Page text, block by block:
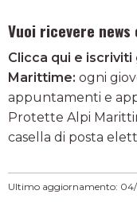
Vuoi ricevere
Clicca qui e
Marittime: ogni
appuntamenti e
Protette Alpi
casella di posta
Ultimo aggiornamento: